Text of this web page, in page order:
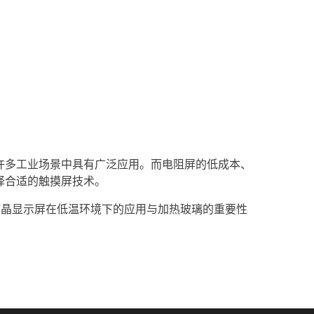
工业场景中具有广泛应用。而电阻屏的低成本、
适的触摸屏技术。
显示屏在低温环境下的应用与加热玻璃的重要性